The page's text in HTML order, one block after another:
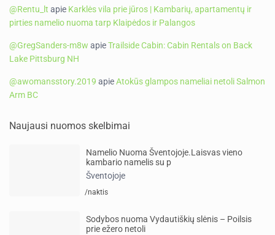
@Rentu_lt apie Karklės vila prie jūros | Kambarių, apartamentų ir
pirties namelio nuoma tarp Klaipėdos ir Palangos
@GregSanders-m8w apieTrailside Cabin: Cabin Rentals on Back
Lake Pittsburg NH
@awomansstory.2019 apieAtokūs glampos nameliai netoli Salmon
Arm BC
Naujausi nuomos skelbimai
Namelio Nuoma Šventojoje.Laisvas vieno
kambario namelis su p
Šventojoje
/naktis
Sodybos nuoma Vydautiškių slėnis – Poilsis
prie ežero netoli